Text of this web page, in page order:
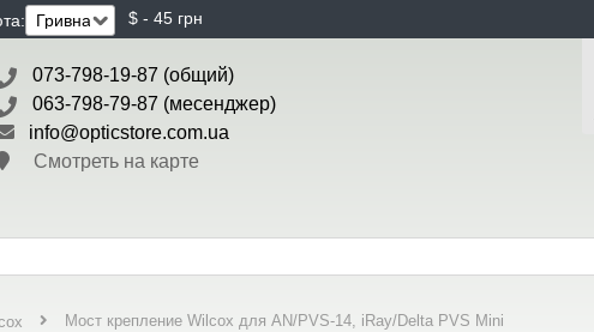
$ - 45 грн
073-798-19-87 (общий)
063-798-79-87 (месенджер)
info@opticstore.com.ua
Смотреть на карте
Мост крепление Wilcox для AN/PVS-14, iRay/Delta PVS Mini